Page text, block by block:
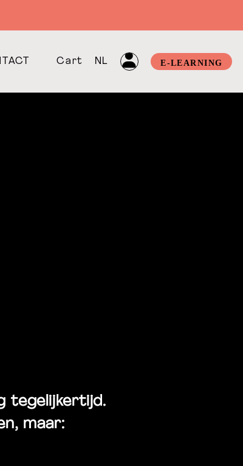
Cart E-LEARNING
NL
tegelijkertijd.
maar: